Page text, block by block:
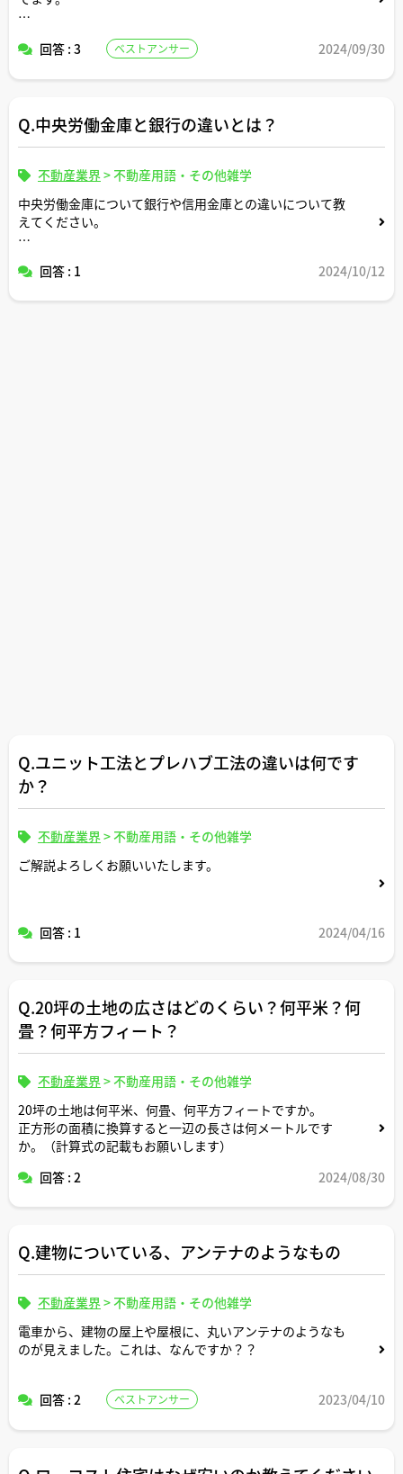
発部門だと宅建士資格を持っていると活躍しやすいという
ご経験談大歓迎です。よろしくお願いします。
回答 : 3 ベストアンサー 2024/09/30
Q.中央労働金庫と銀行の違いとは？
不動産業界>不動産用語・その他雑学
中央労働金庫について銀行や信用金庫との違いについて教
えてください。
サービスの違いについても教えてください。
回答 : 1 2024/10/12
Q.ユニット工法とプレハブ工法の違いは何です
か？
不動産業界>不動産用語・その他雑学
ご解説よろしくお願いいたします。
回答 : 1 2024/04/16
Q.20坪の土地の広さはどのくらい？何平米？何
畳？何平方フィート？
不動産業界>不動産用語・その他雑学
20坪の土地は何平米、何畳、何平方フィートですか。
正方形の面積に換算すると一辺の長さは何メートルです
か。（計算式の記載もお願いします）
回答 : 2
2024/08/30
Q.建物についている、アンテナのようなもの
不動産業界>不動産用語・その他雑学
電車から、建物の屋上や屋根に、丸いアンテナのようなも
のが見えました。これは、なんですか？？
回答 : 2 ベストアンサー 2023/04/10